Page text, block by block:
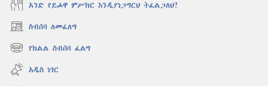
አንድ የይሖዋ ምሥክር እንዲያነጋግርህ ትፈልጋለህ?
ስብሰባ ለመፈለግ
(አዲስ
ዊንዶው
ክፈት)
የክልል ስብሰባ ፈልግ
(አዲስ
ዊንዶው
ክፈት)
አዲስ ነገር